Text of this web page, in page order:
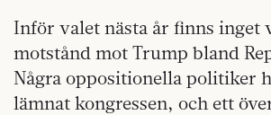
Inför valet nästa år finns inget
motstånd mot Trump bland
Några oppositionella politiker
lämnat kongressen, och ett